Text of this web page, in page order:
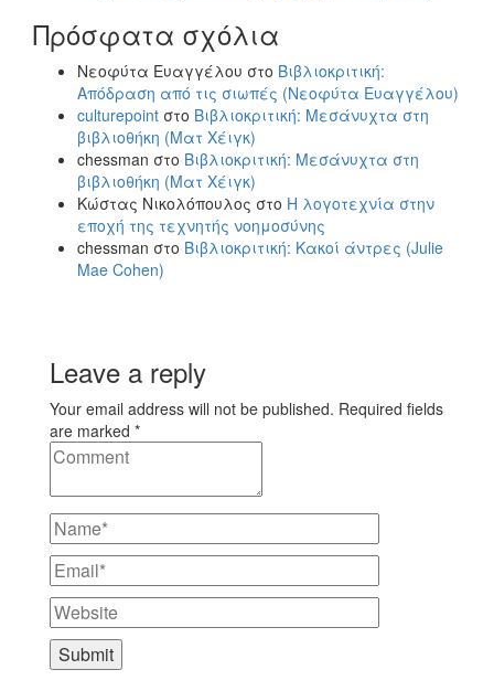
Πρόσφατα σχόλια
Νεοφύτα Ευαγγέλου στο Βιβλιοκριτική:
Απόδραση από τις σιωπές (Νεοφύτα Ευαγγέλου)
culturepoint στο Βιβλιοκριτική: Μεσάνυχτα στη
βιβλιοθήκη (Ματ Χέιγκ)
chessman στο Βιβλιοκριτική: Μεσάνυχτα στη
βιβλιοθήκη (Ματ Χέιγκ)
Κώστας Νικολόπουλος στο Η λογοτεχνία στην
εποχή της τεχνητής νοημοσύνης
chessman στο Βιβλιοκριτική: Κακοί άντρες (Julie
Mae Cohen)
Leave a reply
Your email address will not be published. Required fields
are marked *